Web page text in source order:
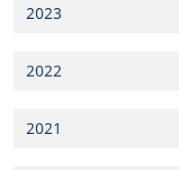
2023
2022
2021